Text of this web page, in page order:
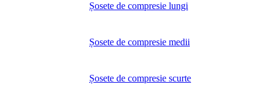
Șosete de compresie lungi
Șosete de compresie medii
Șosete de compresie scurte